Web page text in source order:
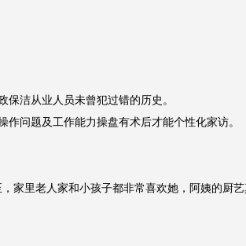
洁从业人员未曾犯过错的历史。
问题及工作能力操盘有术后才能个性化家访。
家里老人家和小孩子都非常喜欢她，阿姨的厨